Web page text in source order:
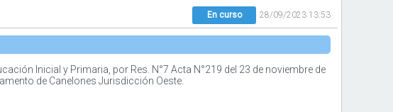
28/09/2023 13:53
En curso
Inicial y Primaria, por Res. N°7 Acta N°219 del 23 de noviembre de
de Canelones Jurisdicción Oeste.